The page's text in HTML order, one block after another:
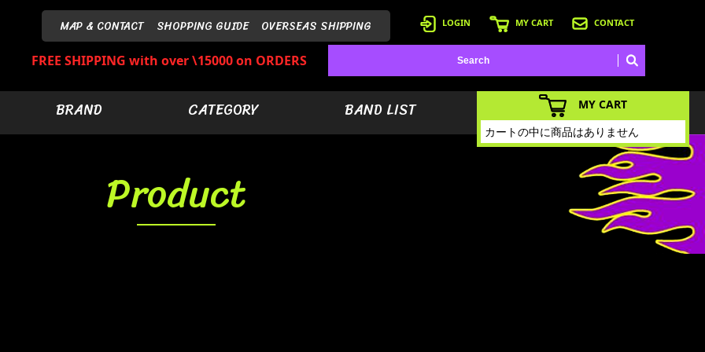
MAP & CONTACT SHOPPING GUIDE OVERSEAS SHIPPING LOGIN MY CART CONTACT
FREE SHIPPING with over \15000 on ORDERS
BRAND CATEGORY BAND LIST
Product
MY CART
カートの中に商品はありません